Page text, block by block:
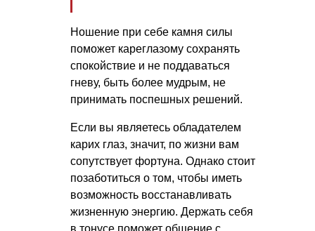
Ношение при себе камня силы
поможет кареглазому сохранять
спокойствие и не поддаваться
гневу, быть более мудрым, не
принимать поспешных решений.
Если вы являетесь обладателем
карих глаз, значит, по жизни вам
сопутствует фортуна. Однако стоит
позаботиться о том, чтобы иметь
возможность восстанавливать
жизненную энергию. Держать себя
в тонусе поможет общение с